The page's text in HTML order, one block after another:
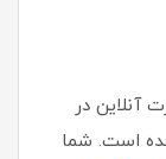
آنلاین در
است. شما